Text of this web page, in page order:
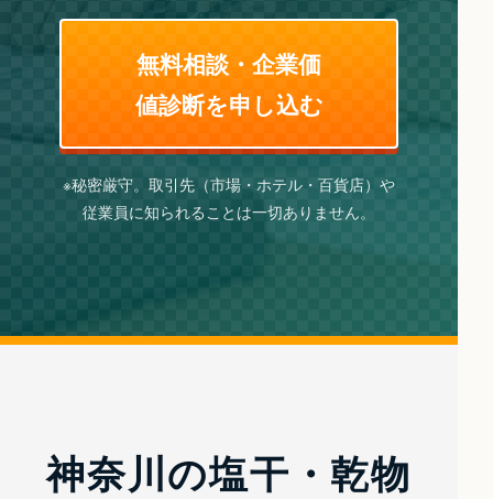
無料相談・企業価
値診断を申し込む
※秘密厳守。取引先（市場・ホテル・百貨店）や
従業員に知られることは一切ありません。
神奈川の塩干・乾物